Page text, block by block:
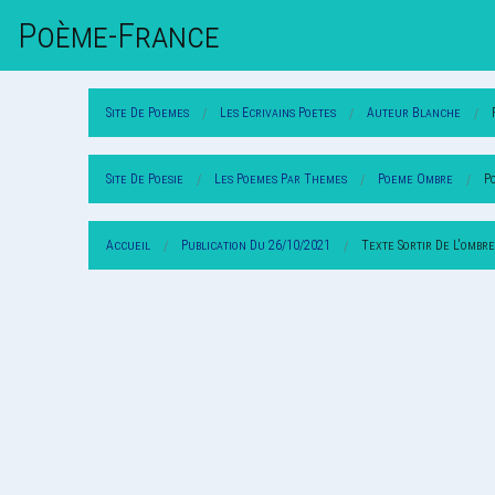
Poème-FrAnce
Site De Poemes Les Ecrivains Poetes Auteur Blanche
Site De Poesie Les Poemes Par Themes Poeme Ombre
Accueil Publication Du 26/10/2021 Texte Sortir De L'ombre